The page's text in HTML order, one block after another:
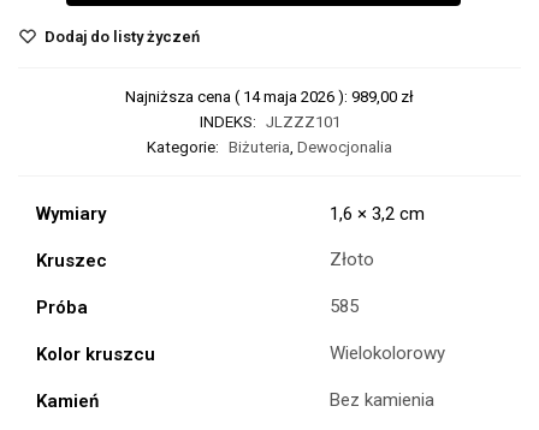
Dodaj do listy życzeń
Najniższa cena ( 14 maja 2026 ): 989,00 zł
INDEKS: JLZZZ101
Kategorie: Biżuteria, Dewocjonalia
Wymiary 1,6 × 3,2 cm
Kruszec Złoto
Próba 585
Kolor kruszcu Wielokolorowy
Kamień Bez kamienia